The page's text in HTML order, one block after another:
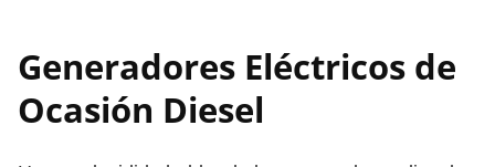
Generadores Eléctricos de
Ocasión Diesel